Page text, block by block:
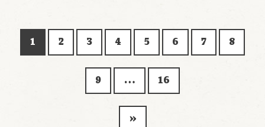
1 2 3 4 5 6 7 8
9 … 16
»